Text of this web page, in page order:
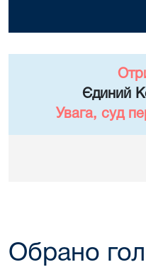
Єдиний
Увага, суд
Обрано